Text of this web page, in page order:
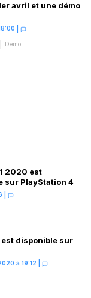
avril et une démo
Demo
2020 est
sur PlayStation 4
est disponible sur
à 19:12